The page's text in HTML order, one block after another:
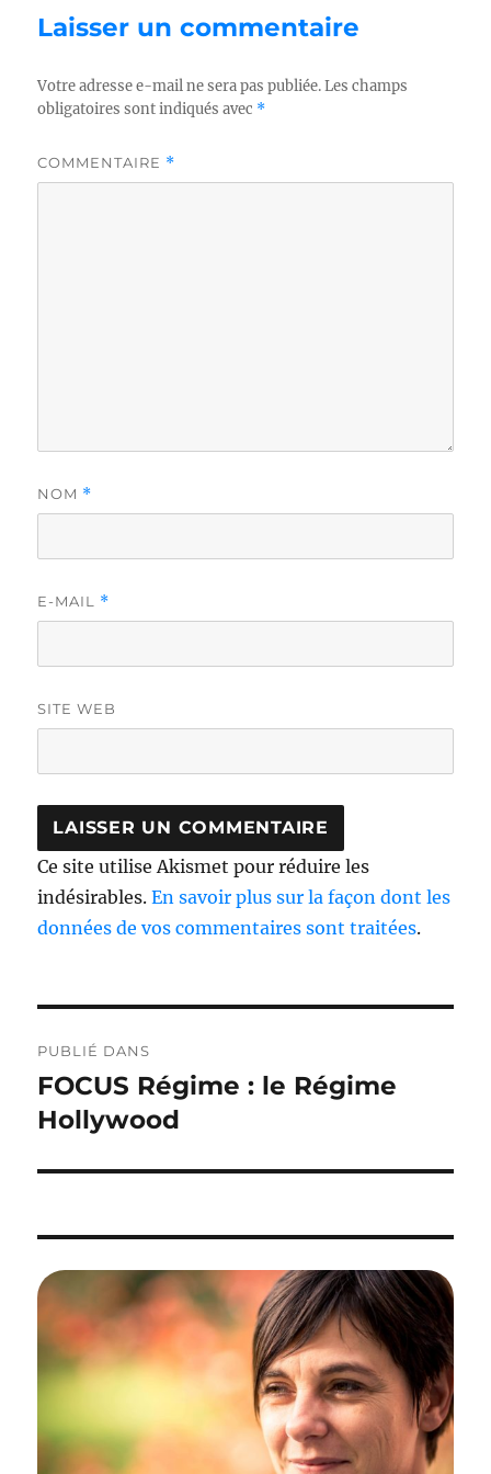
Laisser un commentaire
Votre adresse e-mail ne sera pas publiée. Les champs
obligatoires sont indiqués avec *
COMMENTAIRE *
NOM *
E-MAIL *
SITE WEB
Ce site utilise Akismet pour réduire les
indésirables.En savoir plus sur la façon dont les
données de vos commentaires sont traitées.
de
l’article
PUBLIÉ DANS
FOCUS Régime : le Régime
Hollywood